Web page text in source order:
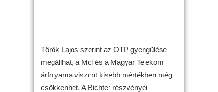
Török Lajos szerint az OTP gyengülése
megállhat, a Mol és a Magyar Telekom
árfolyama viszont kisebb mértékben még
csökkenhet. A Richter részvényei